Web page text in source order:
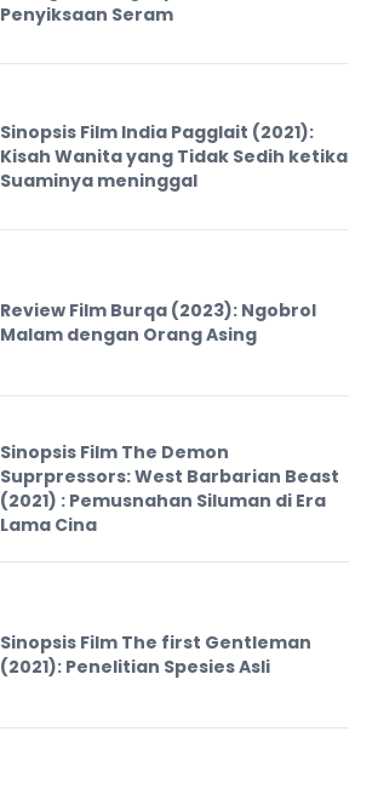
Penyiksaan Seram
Sinopsis Film India Pagglait (2021):
Kisah Wanita yang Tidak Sedih ketika
Suaminya meninggal
Review Film Burqa (2023): Ngobrol
Malam dengan Orang Asing
Sinopsis Film The Demon
Suprpressors: West Barbarian Beast
(2021) : Pemusnahan Siluman di Era
Lama Cina
Sinopsis Film The first Gentleman
(2021): Penelitian Spesies Asli